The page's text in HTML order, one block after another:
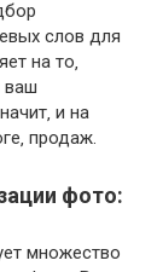
слов для
на то‚
ваш
и на
продаж.
фото:
множество